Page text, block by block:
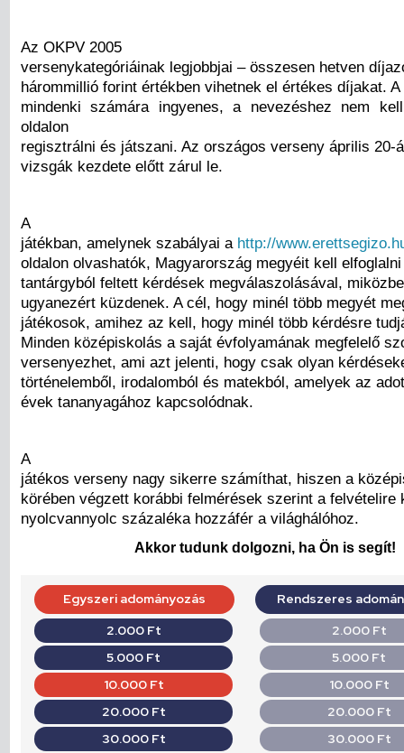
Az OKPV 2005
versenykategóriáinak legjobbjai – összesen hetven
hárommillió forint értékben vihetnek el értékes díjakat.
mindenki számára ingyenes, a nevezéshez nem
oldalon
regisztrálni és játszani. Az országos verseny április 20-
vizsgák kezdete előtt zárul le.
A
játékban, amelynek szabályai a http://
oldalon olvashatók, Magyarország megyéit kell
tantárgyból feltett kérdések megválaszolásával,
ugyanezért küzdenek. A cél, hogy minél több megyét
játékosok, amihez az kell, hogy minél több kérdésre
Minden középiskolás a saját évfolyamának megfelelő
versenyezhet, ami azt jelenti, hogy csak olyan
történelemből, irodalomból és matekból, amelyek az
évek tananyagához kapcsolódnak.
A
játékos verseny nagy sikerre számíthat, hiszen a
körében végzett korábbi felmérések szerint a felvételire
nyolcvannyolc százaléka hozzáfér a világhálóhoz.
Akkor tudunk dolgozni, ha Ön is segít!